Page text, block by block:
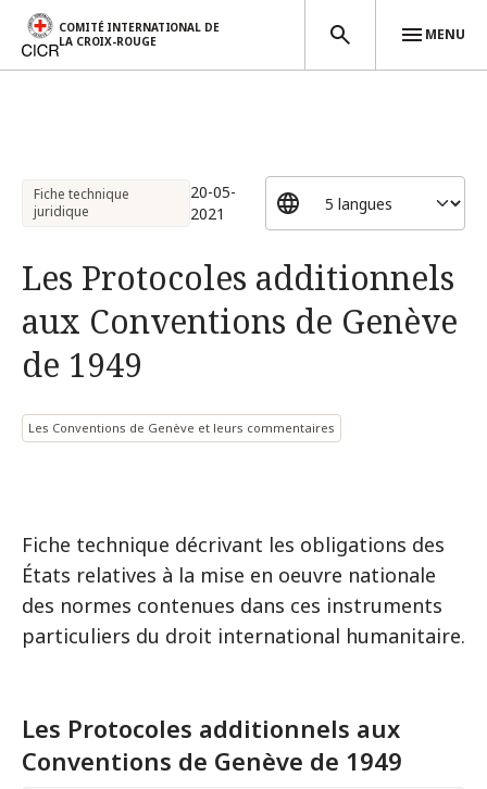
COMITÉ INTERNATIONAL DE
LA CROIX-ROUGE
MENU
Fiche technique
juridique
20-05-
2021
Les Protocoles additionnels
aux Conventions de Genève
de 1949
Les Conventions de Genève et leurs commentaires
Fiche technique décrivant les obligations des
États relatives à la mise en oeuvre nationale
des normes contenues dans ces instruments
particuliers du droit international humanitaire.
Les Protocoles additionnels aux
Conventions de Genève de 1949